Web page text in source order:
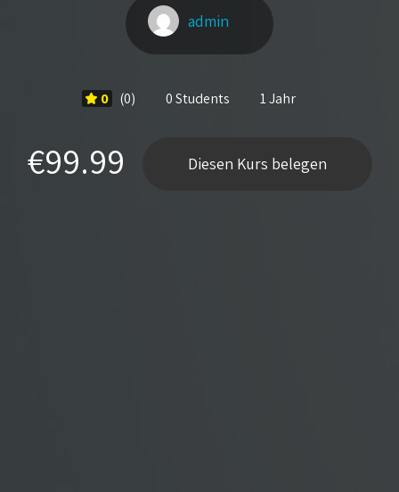
admin
0 (0) 0 Students 1 Jahr
€99.99 Diesen Kurs belegen